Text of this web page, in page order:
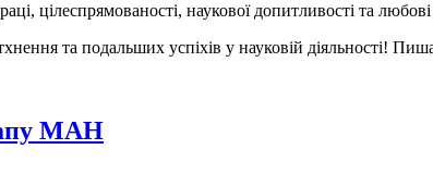
цілеспрямованості, наукової допитливості та любові
та подальших успіхів у науковій діяльності!
МАН